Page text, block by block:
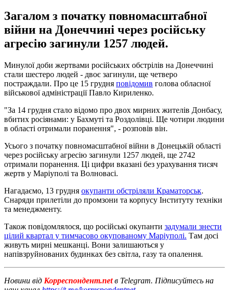
Загалом з початку повномасштабної
війни на Донеччині через російську
агресію загинули 1257 людей.
Минулої доби жертвами російських обстрілів на Донеччині
стали шестеро людей - двоє загинули, ще четверо
постраждали. Про це 15 грудня повідомив голова обласної
військової адміністрації Павло Кириленко.
"За 14 грудня стало відомо про двох мирних жителів Донбасу,
вбитих росіянами: у Бахмуті та Роздолівці. Ще чотири людини
в області отримали поранення", - розповів він.
Усього з початку повномасштабної війни в Донецькій області
через російську агресію загинули 1257 людей, ще 2742
отримали поранення. Ці цифри вказані без урахування тисяч
жертв у Маріуполі та Волновасі.
Нагадаємо, 13 грудня окупанти обстріляли Краматорськ.
Снаряди прилетіли до промзони та корпусу Інституту техніки
та менеджменту.
Також повідомлялося, що російські окупанти задумали знести
цілий квартал у тимчасово окупованому Маріуполі. Там досі
живуть мирні мешканці. Вони залишаються у
напівзруйнованих будинках без світла, газу та опалення.
Новини від Корреспондент.netв Telegram. Підписуйтесь на